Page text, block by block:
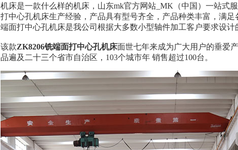
机床是一款什么样的机床，山东mk官方网站_MK（中国）一站式
打中心孔机床生产经验，产品具有型号齐全，产品种类丰富，满
端面打中心孔机床是我公司根据大多数小型轴件加工客户要求设计
该款ZK8206铣端面打中心孔机床面世七年来成为广大用户的垂爱
品遍及二十三个省市自治区，103个城市年 销售超过100台。